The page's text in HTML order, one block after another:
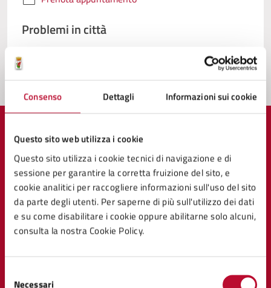
Consenso Dettagli Informazioni sui cookie
Questo sito web utilizza i cookie
Questo sito utilizza i cookie tecnici di navigazione e di
sessione per garantire la corretta fruizione del sito, e
cookie analitici per raccogliere informazioni sull'uso del sito
da parte degli utenti. Per saperne di più sull'utilizzo dei dati
e su come disabilitare i cookie oppure abilitarne solo alcuni,
consulta la nostra Cookie Policy.
Necessari
Problemi in città
Comune di Volterra
AMMINISTRAZIONE
Organi di governo